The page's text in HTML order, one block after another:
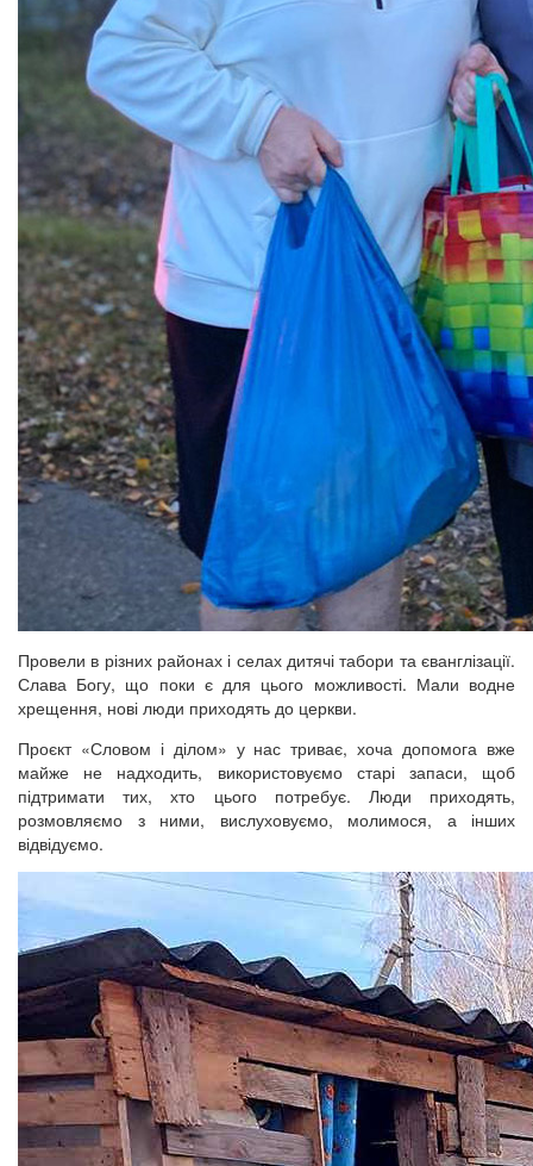
Провели в різних районах і селах дитячі табори та єванглізації.
Слава Богу, що поки є для цього можливості. Мали водне
хрещення, нові люди приходять до церкви.
Проєкт «Словом і ділом» у нас триває, хоча допомога вже
майже не надходить, використовуємо старі запаси, щоб
підтримати тих, хто цього потребує. Люди приходять,
розмовляємо з ними, вислуховуємо, молимося, а інших
відвідуємо.